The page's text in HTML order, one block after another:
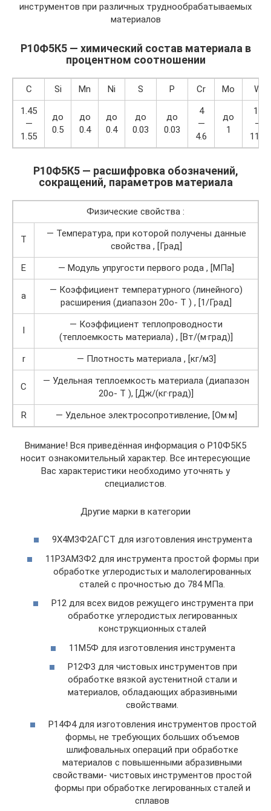
инструментов при различных труднообрабатываемых
материалов
Р10Ф5К5 — химический состав материала в
процентном соотношении
C Si Mn Ni S P Cr Mo
W
1.45
—
1.55
до
0.5
до
0.4
до
0.4
до
0.03
до
0.03
4
—
4.6
до
1
10
—
11.5
Р10Ф5К5 — pасшифровка обозначений,
сокращений, параметров материала
Физические свойства :
T
— Температура, при которой получены данные
свойства , [Град]
E
— Модуль упругости первого рода , [МПа]
a
— Коэффициент температурного (линейного)
расширения (диапазон 20o- T ) , [1/Град]
l
— Коэффициент теплопроводности
(теплоемкость материала) , [Вт/(м·град)]
r
— Плотность материала , [кг/м3]
C
— Удельная теплоемкость материала (диапазон
20o- T ), [Дж/(кг·град)]
R
— Удельное электросопротивление, [Ом·м]
Внимание! Вся приведённая информация о Р10Ф5К5
носит ознакомительный характер. Все интересующие
Вас характеристики необходимо уточнять у
специалистов.
Другие марки в категории
9Х4М3Ф2АГСТ для изготовления инструмента
11Р3АМ3Ф2 для инструмента простой формы при
обработке углеродистых и малолегированных
сталей с прочностью до 784 МПа.
Р12 для всех видов режущего инструмента при
обработке углеродистых легированных
конструкционных сталей
11М5Ф для изготовления инструмента
Р12Ф3 для чистовых инструментов при
обработке вязкой аустенитной стали и
материалов, обладающих абразивными
свойствами.
Р14Ф4 для изготовления инструментов простой
формы, не требующих больших объемов
шлифовальных операций при обработке
материалов с повышенными абразивными
свойствами- чистовых инструментов простой
формы при обработке легированных сталей и
сплавов